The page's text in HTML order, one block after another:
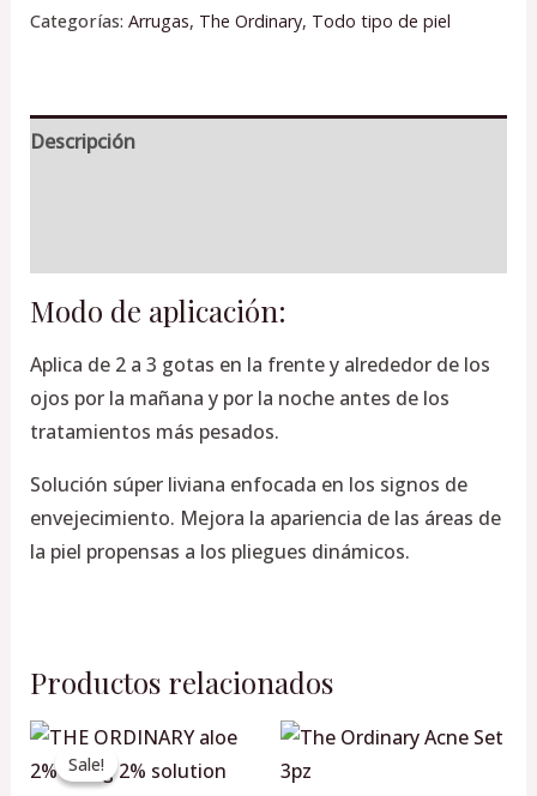
Categorías: Arrugas, The Ordinary, Todo tipo de piel
Descripción
Modo de aplicación:
Aplica de 2 a 3 gotas en la frente y alrededor de los
ojos por la mañana y por la noche antes de los
tratamientos más pesados.
Solución súper liviana enfocada en los signos de
envejecimiento. Mejora la apariencia de las áreas de
la piel propensas a los pliegues dinámicos.
Productos relacionados
Sale!
Sale!
Original
price
was:
Current
price
is: